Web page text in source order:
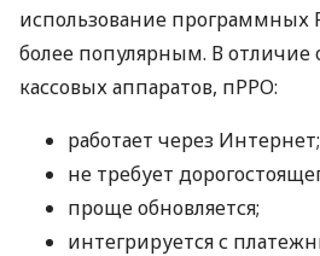
использование программных
более популярным. В отличие
кассовых аппаратов, пРРО:
работает через Интернет;
не требует
проще обновляется;
интегрируется с